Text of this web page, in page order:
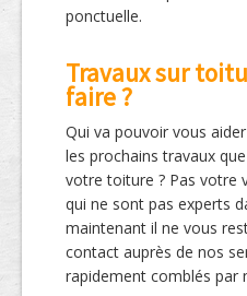
ponctuelle.
Travaux sur
faire ?
Qui va pouvoir vous
les prochains travaux
votre toiture ? Pas votre
qui ne sont pas experts
maintenant il ne vous
contact auprès de nos
rapidement comblés par